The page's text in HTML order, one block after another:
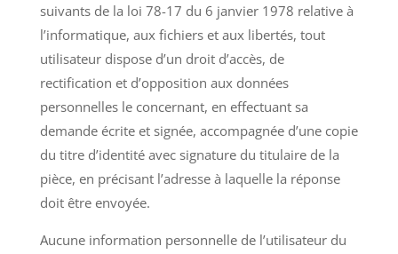
suivants de la loi 78-17 du 6 janvier 1978 relative à
l’informatique, aux fichiers et aux libertés, tout
utilisateur dispose d’un droit d’accès, de
rectification et d’opposition aux données
personnelles le concernant, en effectuant sa
demande écrite et signée, accompagnée d’une copie
du titre d’identité avec signature du titulaire de la
pièce, en précisant l’adresse à laquelle la réponse
doit être envoyée.
Aucune information personnelle de l’utilisateur du